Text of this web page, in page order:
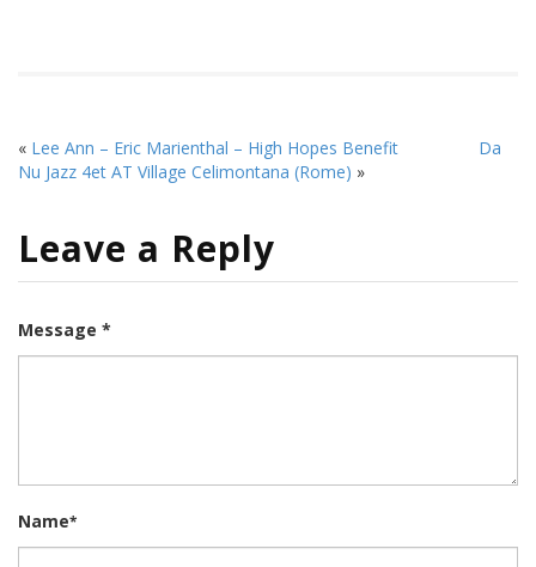
« Lee Ann – Eric Marienthal – High Hopes Benefit
Da
Nu Jazz 4et AT Village Celimontana (Rome) »
Leave a Reply
Message *
Name*